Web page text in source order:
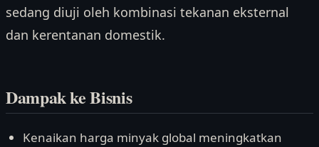
sedang diuji oleh kombinasi tekanan eksternal
dan kerentanan domestik.
Dampak ke Bisnis
Kenaikan harga minyak global meningkatkan